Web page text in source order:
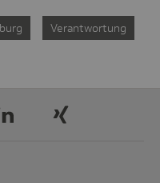
Verantwortung
LinkedIn Xing